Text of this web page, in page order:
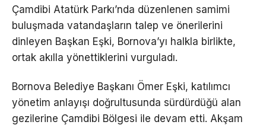
Çamdibi Atatürk Parkı’nda düzenlenen samimi
buluşmada vatandaşların talep ve önerilerini
dinleyen Başkan Eşki, Bornova’yı halkla birlikte,
ortak akılla yönettiklerini vurguladı.
Bornova Belediye Başkanı Ömer Eşki, katılımcı
yönetim anlayışı doğrultusunda sürdürdüğü alan
gezilerine Çamdibi Bölgesi ile devam etti. Akşam